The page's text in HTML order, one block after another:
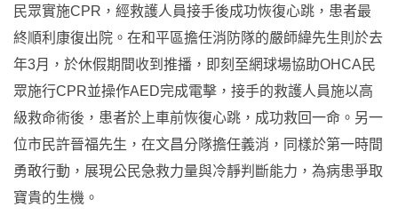
民眾實施CPR，經救護人員接手後成功恢復心跳，患者最
終順利康復出院。在和平區擔任消防隊的嚴師緯先生則於去
年3月，於休假期間收到推播，即刻至網球場協助OHCA民
眾施行CPR並操作AED完成電擊，接手的救護人員施以高
級救命術後，患者於上車前恢復心跳，成功救回一命。另一
位市民許晉福先生，在文昌分隊擔任義消，同樣於第一時間
勇敢行動，展現公民急救力量與冷靜判斷能力，為病患爭取
寶貴的生機。